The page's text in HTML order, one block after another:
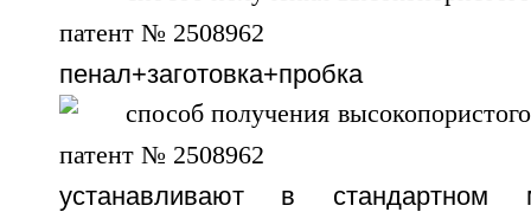
пенал+заготовка+пробка
устанавливают в стандартном